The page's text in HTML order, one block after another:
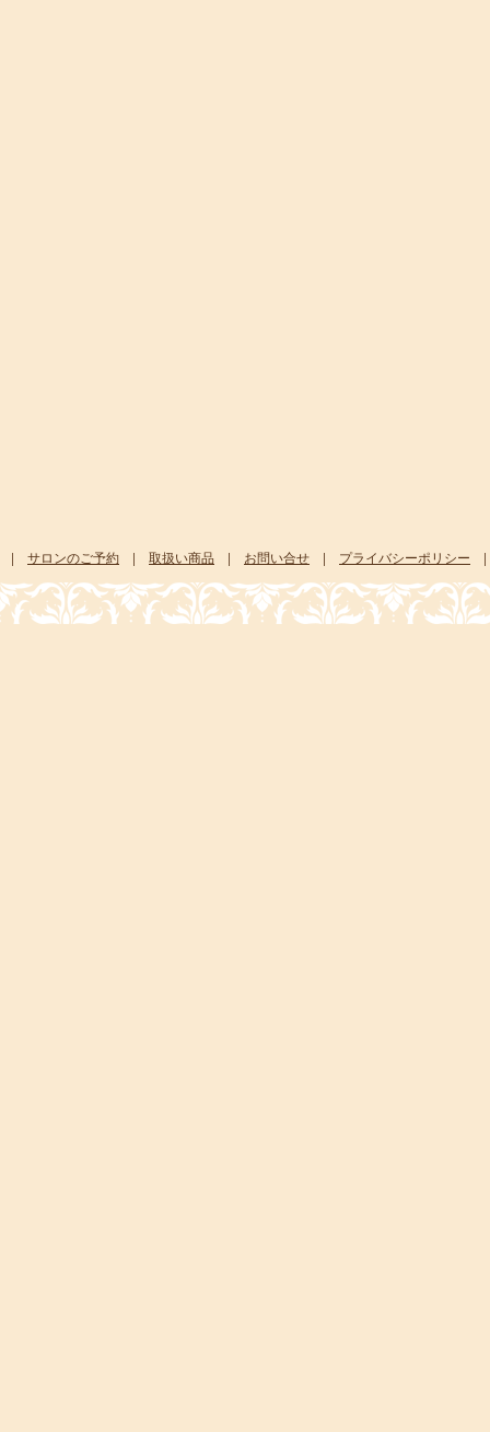
| サロンのご予約 | 取扱い商品 | お問い合せ | プライバシーポリシー